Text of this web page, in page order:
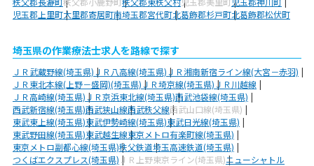
児玉郡上里町大里郡寄居町南埼玉郡宮代町北葛飾郡杉戸町北葛飾郡松伏町
埼玉県の作業療法士求人を路線で探す
ＪＲ武蔵野線(埼玉県)ＪＲ八高線(埼玉県)ＪＲ湘南新宿ライン線(大宮－赤羽)
ＪＲ東北本線(上野－盛岡)(埼玉県)ＪＲ埼京線(埼玉県)ＪＲ川越線
ＪＲ高崎線(埼玉県)ＪＲ京浜東北線(埼玉県)西武池袋線(埼玉県)
西武新宿線(埼玉県)西武狭山線西武秩父線西武山口線(埼玉県)
東武東上線(埼玉県)東武伊勢崎線(埼玉県)東武日光線(埼玉県)
東武野田線(埼玉県)東武越生線東京メトロ有楽町線(埼玉県)
東京メトロ副都心線(埼玉県)秩父鉄道埼玉高速鉄道(埼玉県)
つくばエクスプレス(埼玉県) ＪＲ上野東京ライン(埼玉県)ニューシャトル